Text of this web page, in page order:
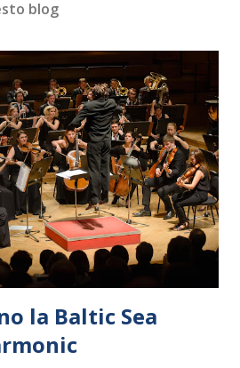
blog
la Baltic Sea